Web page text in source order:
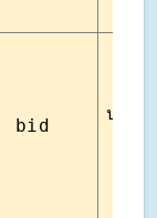
bid
ประ